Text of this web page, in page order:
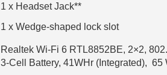
1 x Headset Jack**
1 x Wedge-shaped lock slot
Realtek Wi-Fi 6 RTL8852BE, 2×2,
3-Cell Battery, 41WHr (Integrated), 65